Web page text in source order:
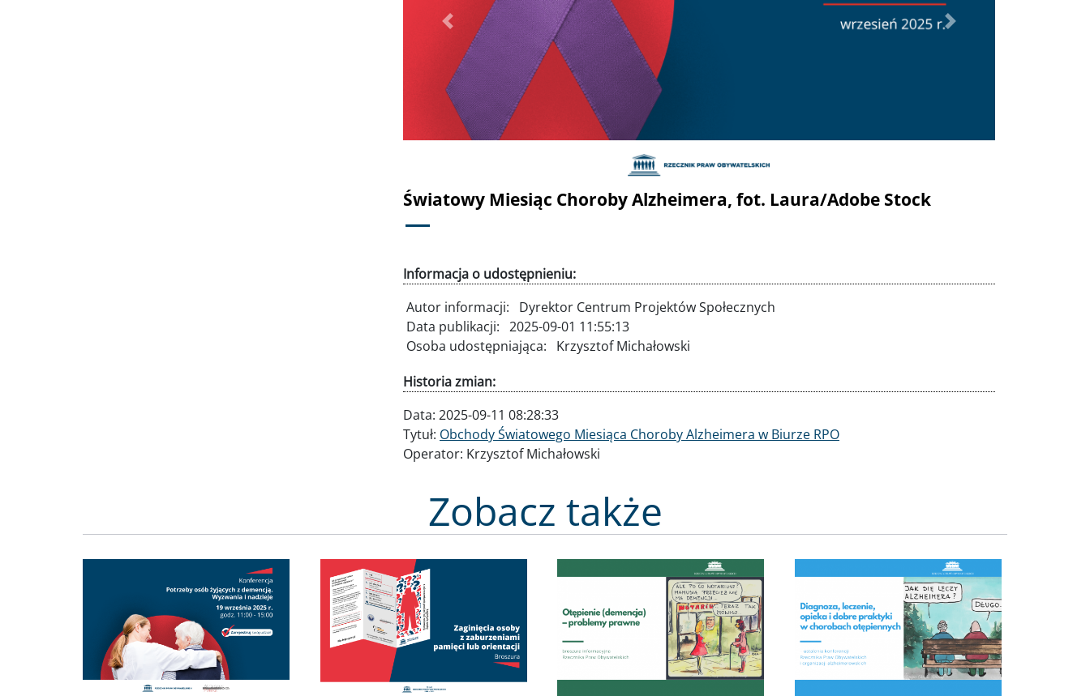
Światowy Miesiąc Choroby Alzheimera, fot. Laura/Adobe Stock
Poprzednie Dalej
Informacja o udostępnieniu:
Autor informacji:
Dyrektor Centrum Projektów Społecznych
Data publikacji: 2025-09-01 11:55:13
Osoba udostępniająca:
Krzysztof Michałowski
Historia zmian:
Data: 2025-09-11 08:28:33
Tytuł: Obchody Światowego Miesiąca Choroby Alzheimera w Biurze RPO
Operator: Krzysztof Michałowski
Zobacz także
Obraz